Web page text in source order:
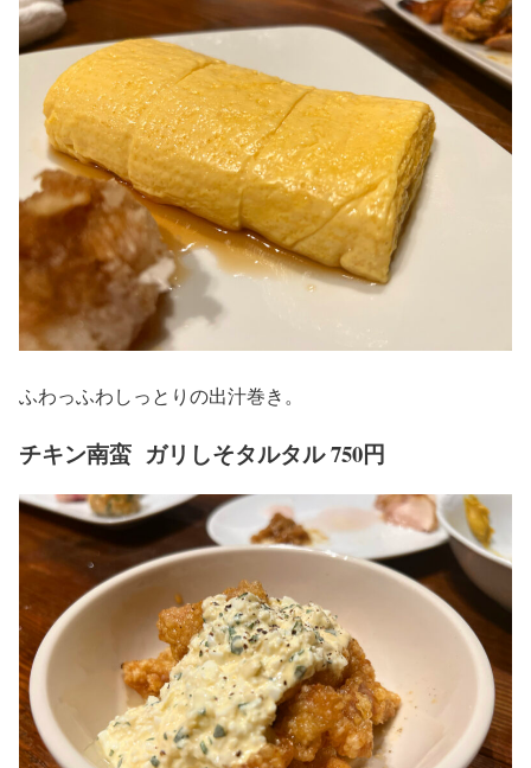
ふわっふわしっとりの出汁巻き。
チキン南蛮 ガリしそタルタル 750円